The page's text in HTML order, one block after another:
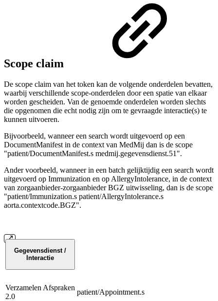
Scope claim
De scope claim van het token kan de volgende onderdelen bevatten,
waarbij verschillende scope-onderdelen door een spatie van elkaar
worden gescheiden. Van de genoemde onderdelen worden slechts
die opgenomen die echt nodig zijn om te gevraagde interactie(s) te
kunnen uitvoeren.
Bijvoorbeeld, wanneer een search wordt uitgevoerd op een
DocumentManifest in de context van MedMij dan is de scope
"patient/DocumentManifest.s medmij.gegevensdienst.51".
Ander voorbeeld, wanneer in een batch gelijktijdig een search wordt
uitgevoerd op Immunization en op AllergyIntolerance, in de context
van zorgaanbieder-zorgaanbieder BGZ uitwisseling, dan is de scope
"patient/Immunization.s patient/AllergyIntolerance.s
aorta.contextcode.BGZ".
Gegevensdienst /
Interactie
Verzamelen Afspraken
2.0
patient/Appointment.s